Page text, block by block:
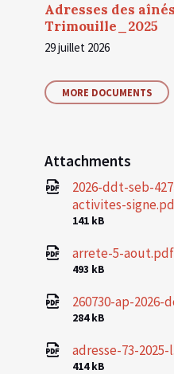
Adresses des
Trimouille_2025
29 juillet 2026
MORE DOCUMENTS
Attachments
2026-ddt-seb-
activites-
File
141 kB
arrete-5-aout.pdf
File
493 kB
260730-ap-
File
284 kB
adresse-73-
File
414 kB